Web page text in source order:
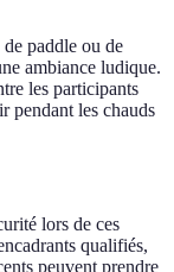
paddle ou de
ambiance ludique.
les participants
pendant les chauds
lors de ces
qualifiés,
peuvent prendre